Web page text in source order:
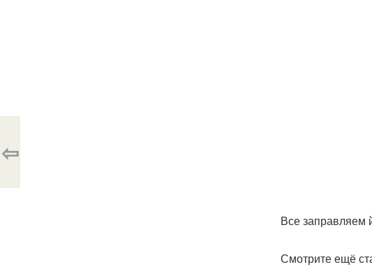
Все заправляем
Смотрите ещё
⇦